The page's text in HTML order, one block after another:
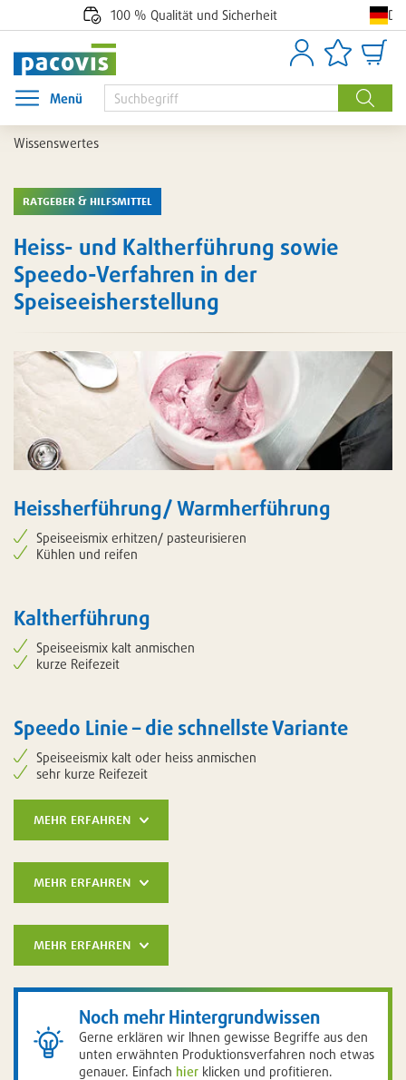
100 % Qualität und Sicherheit
Suche
AnmeldenArtikellisten
Menü
Menü öffnen
Wissenswertes
Heiss- und Kaltherführung sowie
Speedo-Verfahren in der
Speiseeisherstellung
ratgeber & hilfsmittel
Heissherführung/ Warmherführung
Speiseeismix erhitzen/ pasteurisieren
Kühlen und reifen
Kaltherführung
Speiseeismix kalt anmischen
kurze Reifezeit
Speedo Linie – die schnellste Variante
Speiseeismix kalt oder heiss anmischen
sehr kurze Reifezeit
mehr erfahren
mehr erfahren
mehr erfahren
Noch mehr Hintergrundwissen
Gerne erklären wir Ihnen gewisse Begriffe aus den
unten erwähnten Produktionsverfahren noch etwas
genauer. Einfach hier klicken und profitieren.